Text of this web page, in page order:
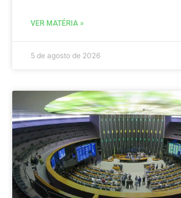
VER MATÉRIA »
5 de agosto de 2026